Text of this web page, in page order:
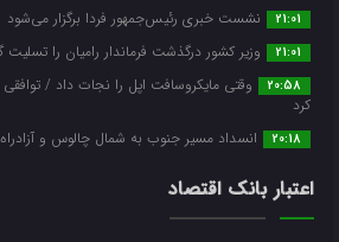
21:01 نشست خبری رئیس‌جمهور فردا برگزار می‌شود
21:01 وزیر کشور درگذشت فرماندار رامیان را تسلیت
20:58
وقتی مایکروسافت اپل را نجات داد /
کرد
20:18 انسداد مسیر جنوب به شمال چالوس و
اعتبار بانک اقتصاد